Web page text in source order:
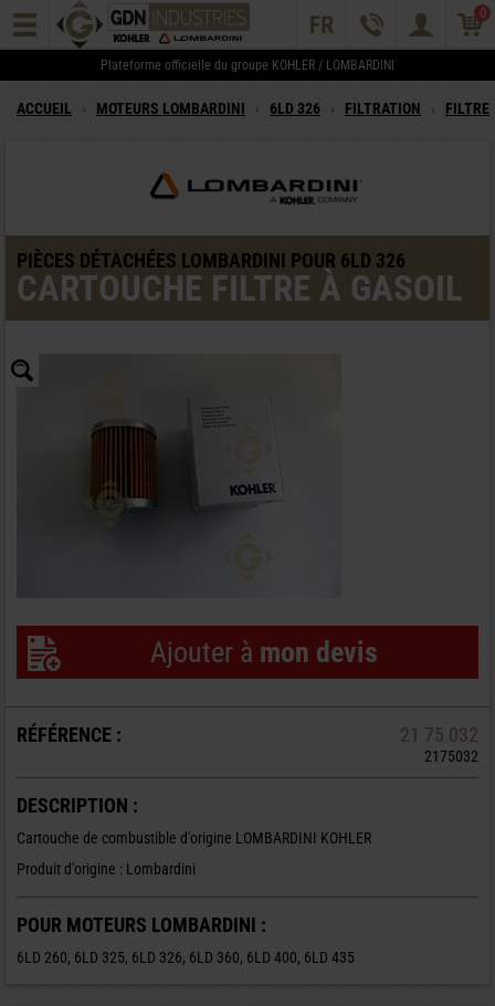
0
Plateforme officielle du groupe KOHLER / LOMBARDINI
ACCUEIL › MOTEURS LOMBARDINI › 6LD 326 › FILTRATION ›
PIÈCES DÉTACHÉES LOMBARDINI POUR 6LD 326
CARTOUCHE FILTRE À GASOIL
Ajouter à mon devis
RÉFÉRENCE : 21 75 032
2175032
DESCRIPTION :
Cartouche de combustible d'origine LOMBARDINI KOHLER
Produit d'origine : Lombardini
POUR MOTEURS LOMBARDINI :
6LD 260, 6LD 325, 6LD 326, 6LD 360, 6LD 400, 6LD 435